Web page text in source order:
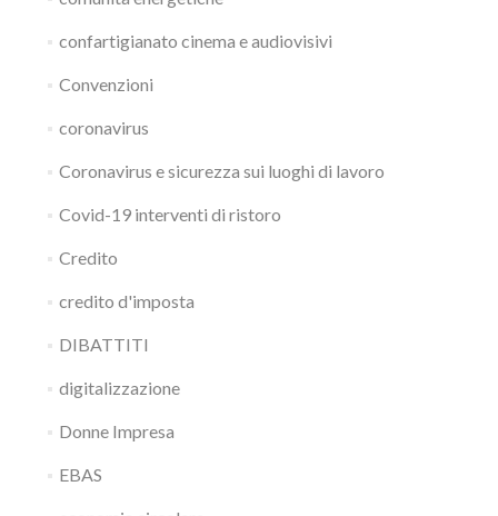
confartigianato cinema e audiovisivi
Convenzioni
coronavirus
Coronavirus e sicurezza sui luoghi di lavoro
Covid-19 interventi di ristoro
Credito
credito d'imposta
DIBATTITI
digitalizzazione
Donne Impresa
EBAS